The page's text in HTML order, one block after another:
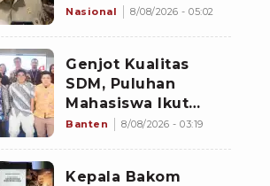
Kembali Terjadi
Nasional 8/08/2026 - 05:02
Genjot Kualitas
SDM, Puluhan
Mahasiswa Ikut
Program di
Banten 8/08/2026 - 03:19
Kepala Bakom